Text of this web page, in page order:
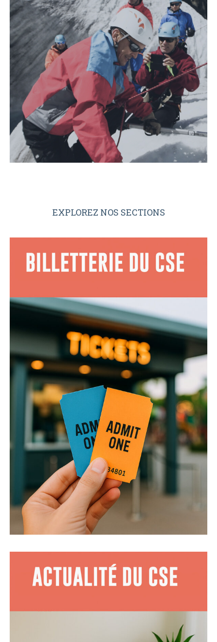
EXPLOREZ NOS SECTIONS